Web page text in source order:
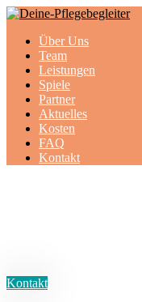
Über Uns
Team
Leistungen
Spiele
Partner
Aktuelles
Kosten
FAQ
Kontakt
Kontakt